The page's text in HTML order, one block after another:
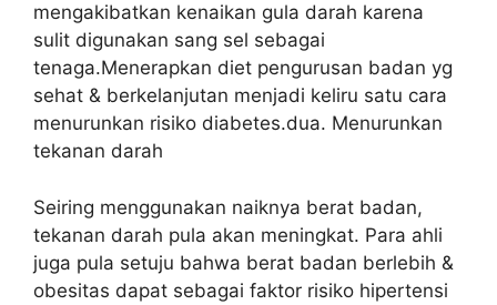
mengakibatkan kenaikan gula darah karena
sulit digunakan sang sel sebagai
tenaga.Menerapkan diet pengurusan badan yg
sehat & berkelanjutan menjadi keliru satu cara
menurunkan risiko diabetes.dua. Menurunkan
tekanan darah
Seiring menggunakan naiknya berat badan,
tekanan darah pula akan meningkat. Para ahli
juga pula setuju bahwa berat badan berlebih &
obesitas dapat sebagai faktor risiko hipertensi